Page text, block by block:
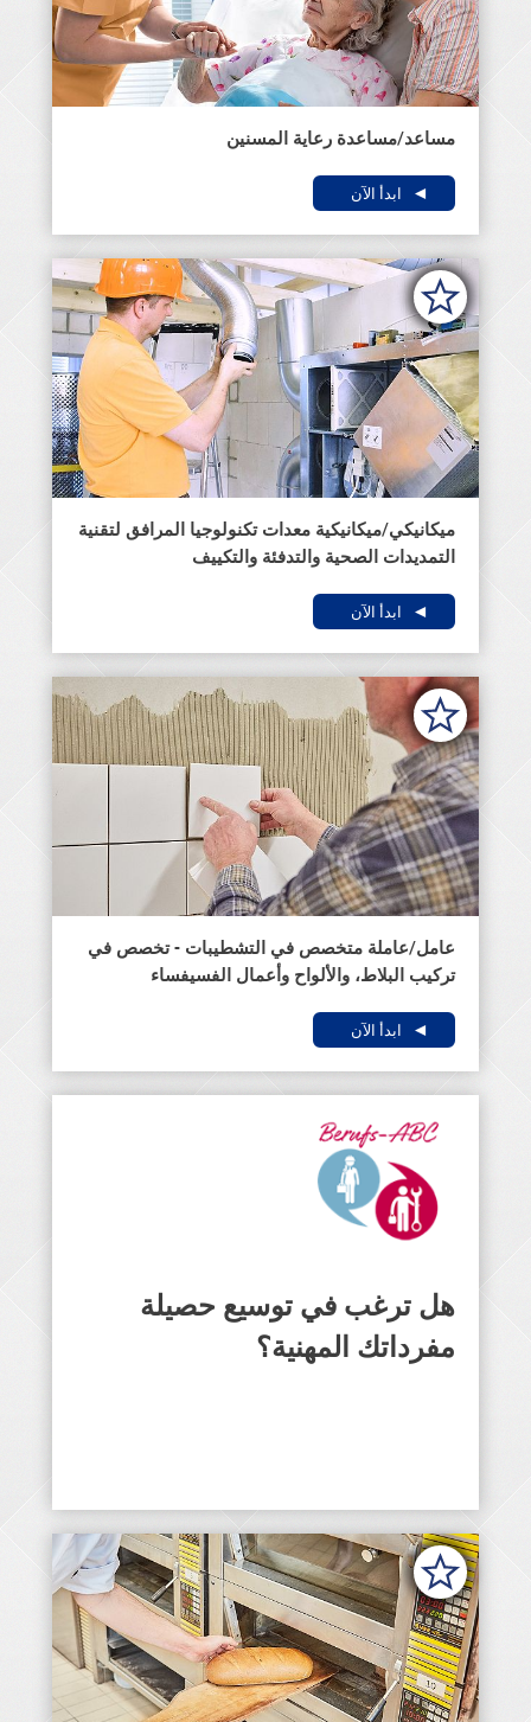
مساعد/مساعدة رعاية المسنين
ابدأ الآن
ميكانيكي/ميكانيكية معدات تكنولوجيا المرافق لتقنية
التمديدات الصحية والتدفئة والتكييف
ابدأ الآن
عامل/عاملة متخصص في التشطيبات - تخصص في
تركيب البلاط، والألواح وأعمال الفسيفساء
ابدأ الآن
هل ترغب في توسيع حصيلة
مفرداتك المهنية؟
ستجد هنا تعبيرات عامة ومهنية بلغات